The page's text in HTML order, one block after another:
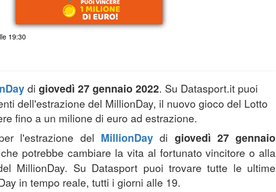
19:30
di giovedì 27 gennaio 2022. Su Datasport.it puoi
dell'estrazione del MillionDay, il nuovo gioco del Lotto
fino a un milione di euro ad estrazione.
l'estrazione del MillionDay di giovedì 27 gennaio
che potrebbe cambiare la vita al fortunato vincitore o alla
MillionDay. Su Datasport puoi trovare tutte le ultime
in tempo reale, tutti i giorni alle 19.